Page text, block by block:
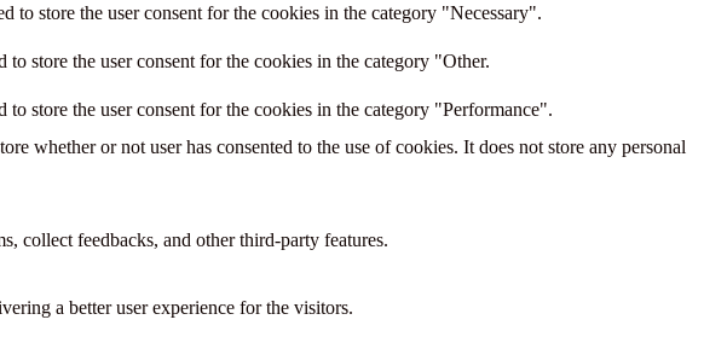
store the user consent for the cookies in the category "Necessary".
store the user consent for the cookies in the category "Other.
store the user consent for the cookies in the category "Performance".
whether or not user has consented to the use of cookies. It does not store any personal
collect feedbacks, and other third-party features.
a better user experience for the visitors.